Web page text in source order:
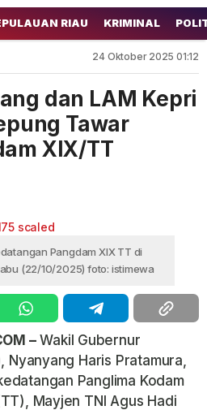
RIAU KRIMINAL
24 Oktober 2025 01:12
dan LAM Kepri
Tawar
XIX/TT
Pangdam XIX TT di
(22/10/2025) foto: istimewa
–Wakil Gubernur
Nyanyang Haris Pratamura,
Panglima Kodam
Mayjen TNI Agus Hadi